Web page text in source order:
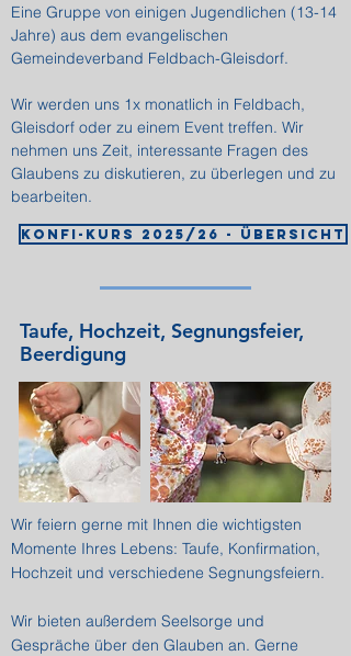
Eine Gruppe von einigen Jugendlichen (13-14
Jahre) aus dem evangelischen
Gemeindeverband Feldbach-Gleisdorf.
Wir werden uns 1x monatlich in Feldbach,
Gleisdorf oder zu einem Event treffen. Wir
nehmen uns Zeit, interessante Fragen des
Glaubens zu diskutieren, zu überlegen und zu
bearbeiten.
Konfi-Kurs 2025/26 - Übersicht
Taufe, Hochzeit, Segnungsfeier,
Beerdigung
Wir feiern gerne mit Ihnen die wichtigsten
Momente Ihres Lebens: Taufe, Konfirmation,
Hochzeit und verschiedene Segnungsfeiern.
Wir bieten außerdem Seelsorge und
Gespräche über den Glauben an. Gerne